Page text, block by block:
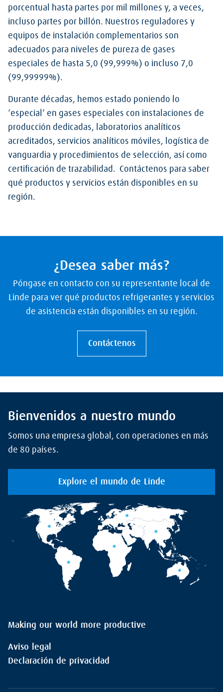
porcentual hasta partes por mil millones y, a veces,
incluso partes por billón. Nuestros reguladores y
equipos de instalación complementarios son
adecuados para niveles de pureza de gases
especiales de hasta 5,0 (99,999%) o incluso 7,0
(99,99999%).
Durante décadas, hemos estado poniendo lo
‘especial‘ en gases especiales con instalaciones de
producción dedicadas, laboratorios analíticos
acreditados, servicios analíticos móviles, logística de
vanguardia y procedimientos de selección, así como
certificación de trazabilidad. Contáctenos para saber
qué productos y servicios están disponibles en su
región.
¿Desea saber más?
Póngase en contacto con su representante local de
Linde para ver qué productos refrigerantes y servicios
de asistencia están disponibles en su región.
Contáctenos
Bienvenidos a nuestro mundo
Somos una empresa global, con operaciones en más
de 80 países.
Explore el mundo de Linde
Making our world more productive
Aviso legal
Declaración de privacidad